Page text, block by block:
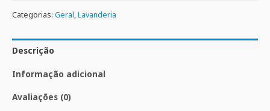
Categorias: Geral,Lavanderia
Descrição
Informação adicional
Avaliações (0)